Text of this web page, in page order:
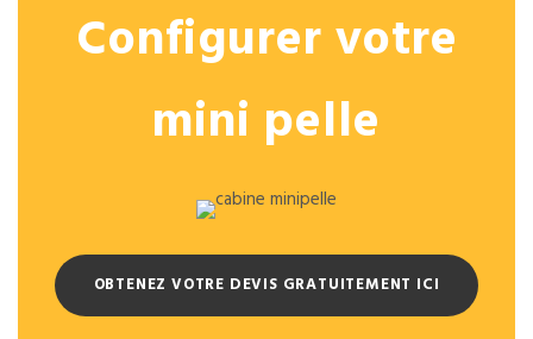
Configurer votre
mini pelle
OBTENEZ VOTRE DEVIS GRATUITEMENT ICI